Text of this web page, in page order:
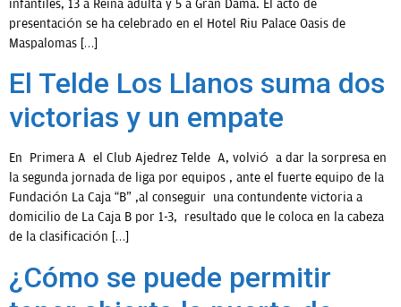
infantiles, 13 a Reina adulta y 5 a Gran Dama. El acto de
presentación se ha celebrado en el Hotel Riu Palace Oasis de
Maspalomas […]
El Telde Los Llanos suma dos
victorias y un empate
En Primera A el Club Ajedrez Telde A, volvió a dar la sorpresa en
la segunda jornada de liga por equipos , ante el fuerte equipo de la
Fundación La Caja “B” ,al conseguir una contundente victoria a
domicilio de La Caja B por 1-3, resultado que le coloca en la cabeza
de la clasificación […]
¿Cómo se puede permitir